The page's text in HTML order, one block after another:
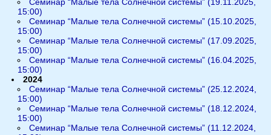
15:00)
Семинар “Малые тела Солнечной системы” (15.10.2025,
15:00)
Семинар “Малые тела Солнечной системы” (17.09.2025,
15:00)
Семинар “Малые тела Солнечной системы” (16.04.2025,
15:00)
2024
Семинар “Малые тела Солнечной системы” (25.12.2024,
15:00)
Семинар “Малые тела Солнечной системы” (18.12.2024,
15:00)
Семинар “Малые тела Солнечной системы” (11.12.2024,